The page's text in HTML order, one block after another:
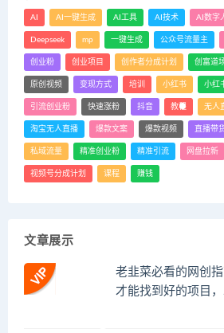
AI AI一键生成 AI工具 AI技术 AI数字
Deepseek mp 一键生成 公众号流量主
创业粉 创业项目 创作者分成计划 创富道
原创视频 变现方式 培训 小红书 小红
引流创业粉 快速涨粉 抖音 教程 无人
淘宝无人直播 爆款文案 爆款视频 直播带
私域流量 精准创业粉 精准引流 网盘拉新
视频号分成计划 课程 赚钱
文章展示
老韭菜必看的网创
才能找到好的项目